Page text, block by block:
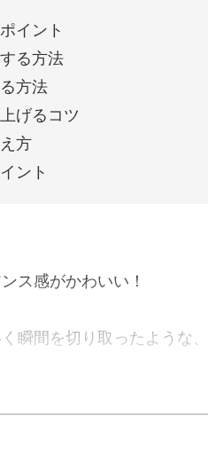
イント
る方法
方法
げるコツ
方
ント
ス感がかわいい！
瞬間を切り取ったような